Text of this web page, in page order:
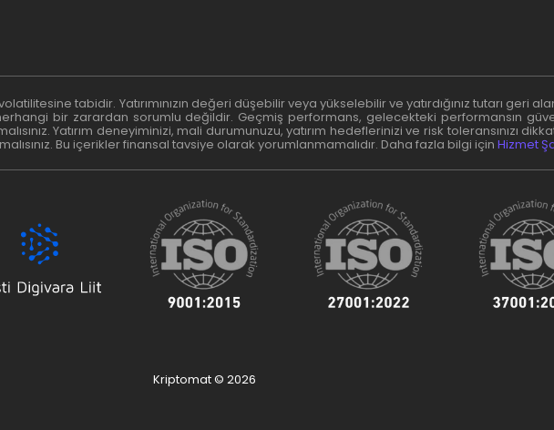
tabidir. Yatırımınızın değeri düşebilir veya yükselebilir ve yatırdığınız tutarı geri
bir zarardan sorumlu değildir. Geçmiş performans, gelecekteki performansın
Yatırım deneyiminizi, mali durumunuzu, yatırım hedeflerinizi ve risk toleransınızı
Bu içerikler finansal tavsiye olarak yorumlanmamalıdır. Daha fazla bilgi için Hizmet
Kriptomat © 2026